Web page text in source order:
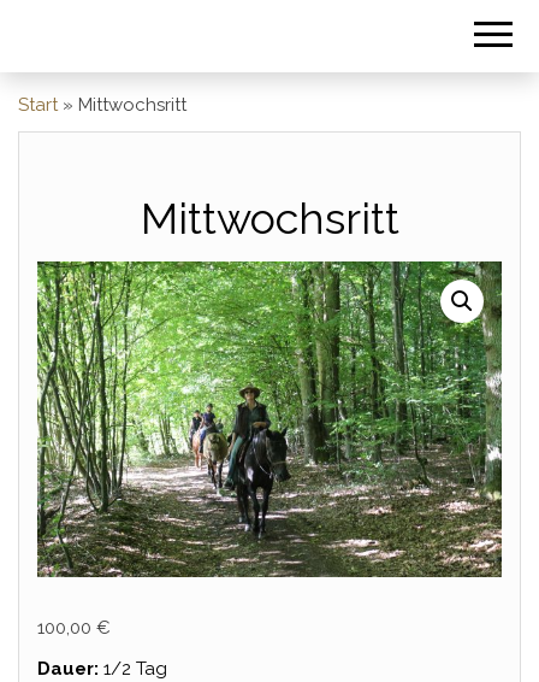
Start» Mittwochsritt
Mittwochsritt
100,00 €
Dauer: 1/2 Tag